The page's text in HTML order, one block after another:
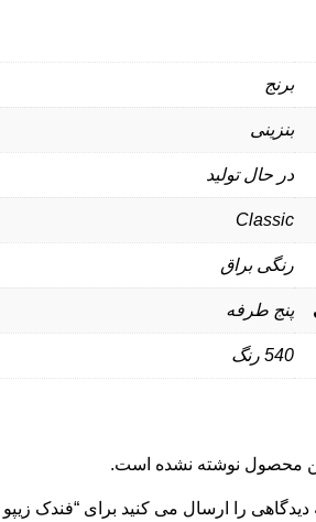
برنج
بنزینی
در حال تولید
Classic
رنگی براق
پنج طرفه
540 رنگ
محصول نوشته نشده است.
دیدگاهی را ارسال می کنید برای “فندک